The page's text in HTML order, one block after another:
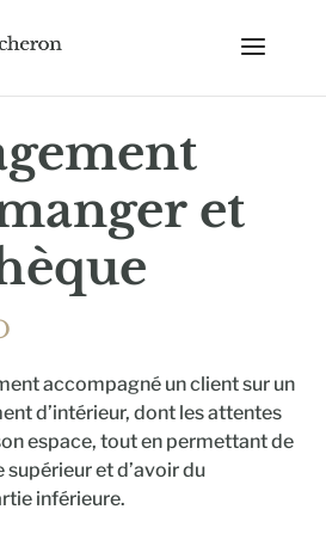
et
accompagné un client sur un
d’intérieur, dont les attentes
espace, tout en permettant de
et d’avoir du
inférieure.